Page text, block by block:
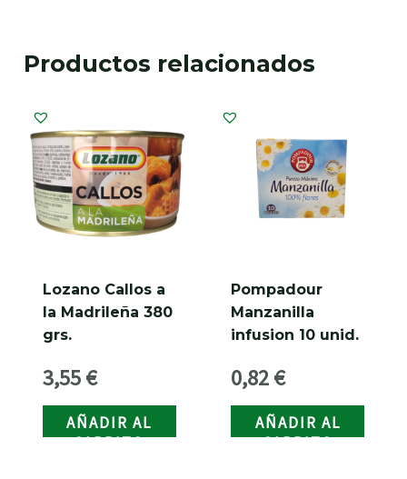
Productos relacionados
Lozano Callos a
la Madrileña 380
grs.
3,55€
AÑADIR AL
CARRITO
Pompadour
Manzanilla
infusion 10 unid.
0,82€
AÑADIR AL
CARRITO